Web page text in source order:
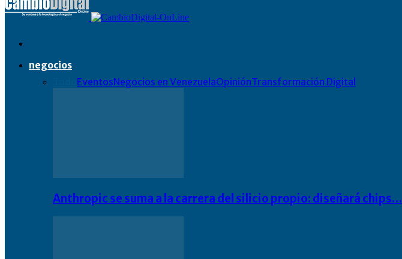
negocios
EventosNegocios en VenezuelaOpiniónTransformación Digital
Anthropic se suma a la carrera del silicio propio: diseñará chips…